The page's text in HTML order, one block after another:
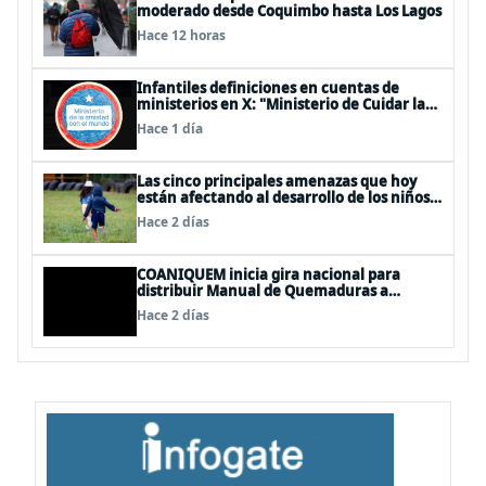
moderado desde Coquimbo hasta Los Lagos
Hace 12 horas
Infantiles definiciones en cuentas de
ministerios en X: "Ministerio de Cuidar la
Plata", "Ministerio de la amistad..."
Hace 1 día
Las cinco principales amenazas que hoy
están afectando al desarrollo de los niños
en Chile
Hace 2 días
COANIQUEM inicia gira nacional para
distribuir Manual de Quemaduras a
profesionales de la salud
Hace 2 días